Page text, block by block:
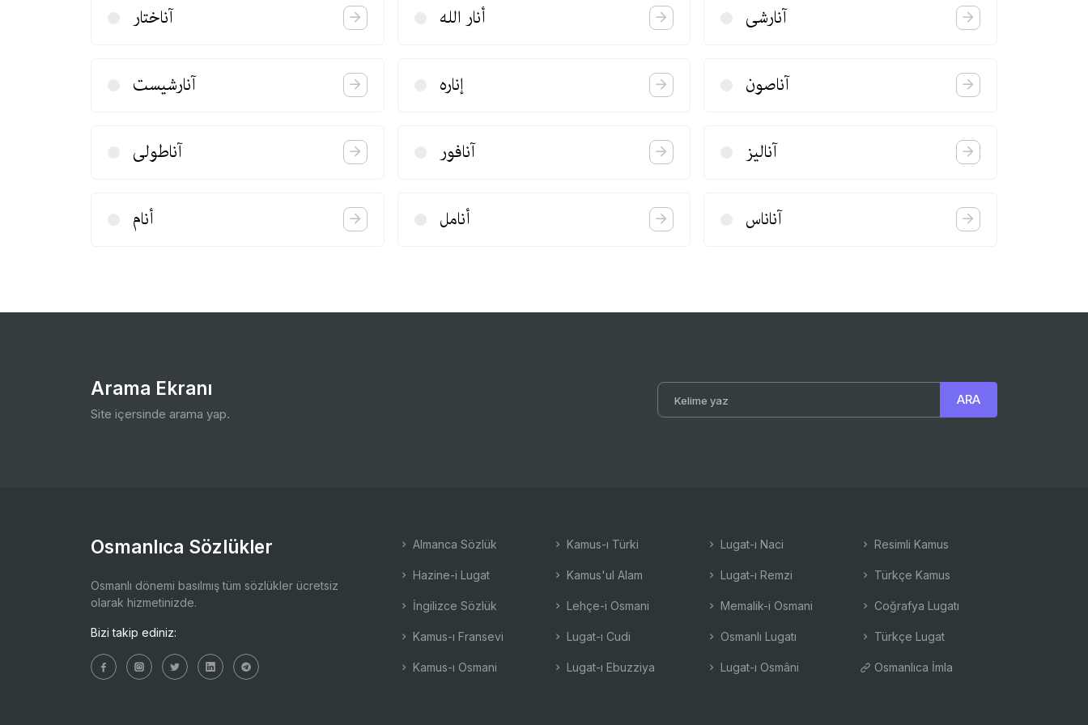
آناختار أنار الله آنارشی
آنارشیست إناره آناصون
آناطولی آنافور آنالیز
أنام أنامل آناناس
Arama Ekranı
Site içersinde arama yap.
Osmanlıca Sözlükler
Osmanlı dönemi basılmış tüm sözlükler ücretsiz
olarak hizmetinizde.
Bizi takip ediniz:
Almanca Sözlük
Hazine-i Lugat
İngilizce Sözlük
Kamus-ı Fransevi
Kamus-ı Osmani
Kamus-ı Türki
Kamus'ul Alam
Lehçe-i Osmani
Lugat-ı Cudi
Lugat-ı Ebuzziya
Lugat-ı Naci
Lugat-ı Remzi
Memalik-i Osmani
Osmanlı Lugatı
Lugat-ı Osmâni
Resimli Kamus
Türkçe Kamus
Coğrafya Lugatı
Türkçe Lugat
Osmanlıca İmla